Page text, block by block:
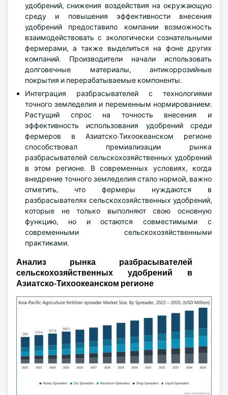
удобрений, снижения воздействия на окружающую
среду и повышения эффективности внесения
удобрений предоставило компании возможность
взаимодействовать с экологически сознательными
фермерами, а также выделиться на фоне других
компаний. Производители начали использовать
долговечные материалы, антикоррозийные
покрытия и перерабатываемые компоненты.
Интеграция разбрасывателей с технологиями
точного земледелия и переменным нормированием:
Растущий спрос на точность внесения и
эффективность использования удобрений среди
фермеров в Азиатско-Тихоокеанском регионе
способствовал премиализации рынка
разбрасывателей сельскохозяйственных удобрений
в этом регионе. В современных условиях, когда
внедрение точного земледелия стало нормой, важно
отметить, что фермеры нуждаются в
разбрасывателях сельскохозяйственных удобрений,
которые не только выполняют свою основную
функцию, но и остаются совместимыми с
современными сельскохозяйственными
практиками.
Анализ рынка разбрасывателей
сельскохозяйственных удобрений в
Азиатско-Тихоокеанском регионе